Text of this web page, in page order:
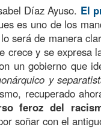
Díaz Ayuso. El
es uno de los
será de manera
crece y se expresa
un gobierno que
y
recuperado
feroz del
soñar con el